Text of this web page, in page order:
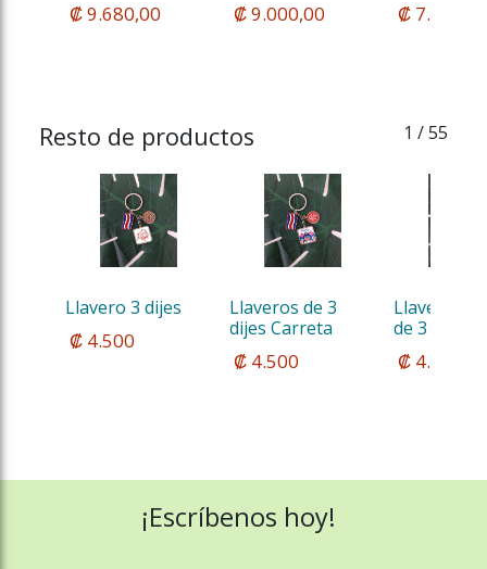
₡ 9.680,00 ₡ 9.000,00 ₡ 7.650
Resto de productos 1 / 55
Llavero 3 dijes
₡ 4.500
Llaveros de 3
dijes Carreta
₡ 4.500
Llavero
de 3 dijes
₡ 4.500
¡Escríbenos hoy!